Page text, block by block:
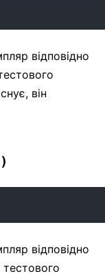
відповідно
він
відповідно